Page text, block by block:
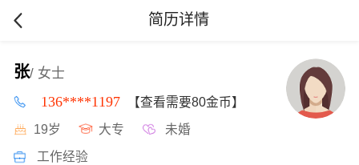
简历详情
张/ 女士
136****1197 【查看需要80金币】
19岁 大专 未婚
工作经验